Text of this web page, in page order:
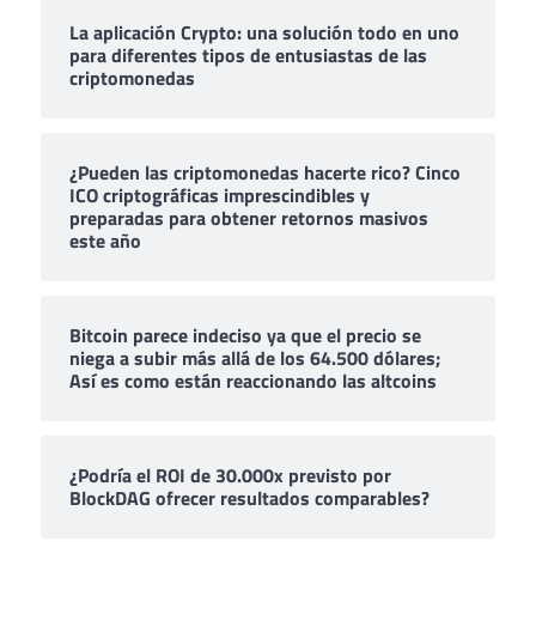
La aplicación Crypto: una solución todo en uno
para diferentes tipos de entusiastas de las
criptomonedas
¿Pueden las criptomonedas hacerte rico? Cinco
ICO criptográficas imprescindibles y
preparadas para obtener retornos masivos
este año
Bitcoin parece indeciso ya que el precio se
niega a subir más allá de los 64.500 dólares;
Así es como están reaccionando las altcoins
¿Podría el ROI de 30.000x previsto por
BlockDAG ofrecer resultados comparables?